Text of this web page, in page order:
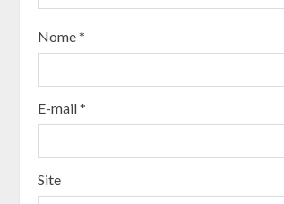
a
d
i
n
g
Nome*
E-mail*
Site